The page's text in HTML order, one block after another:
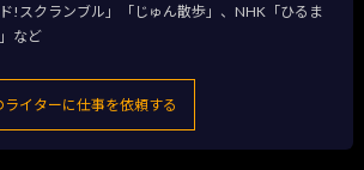
!スクランブル」「じゅん散歩」、NHK「ひるま
など
イターに仕事を依頼する